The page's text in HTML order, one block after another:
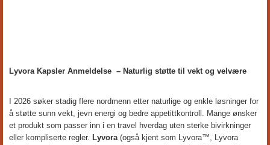
Lyvora Kapsler Anmeldelse – Naturlig støtte til vekt og velvære
I 2026 søker stadig flere nordmenn etter naturlige og enkle løsninger for
å støtte sunn vekt, jevn energi og bedre appetittkontroll. Mange ønsker
et produkt som passer inn i en travel hverdag uten sterke bivirkninger
eller kompliserte regler. Lyvora(også kjent som Lyvora™, Lyvora